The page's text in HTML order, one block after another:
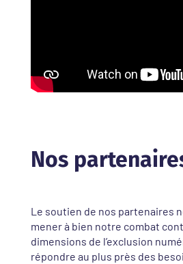
Nos
Le soutien de nos partenaires
mener à bien notre combat
dimensions de l’exclusion
répondre au plus près des